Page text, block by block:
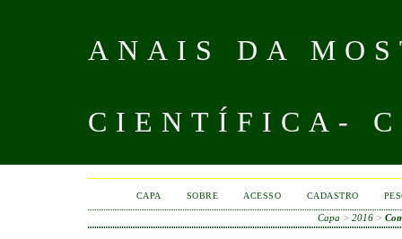
ANAIS DA
CIENTÍFICA-
CAPA SOBRE ACESSO CADASTRO
Capa > 2016>